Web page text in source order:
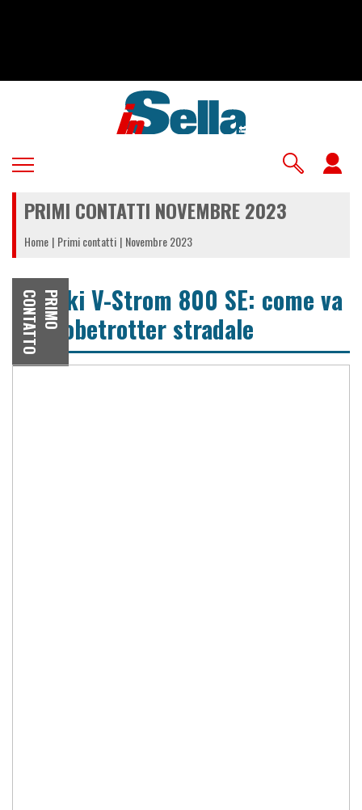
PRIMI CONTATTI NOVEMBRE 2023
Home Primi contatti Novembre 2023
P
R
I
M
O
C
O
N
T
A
T
T
O
Suzuki V-Strom 800 SE: come va
la globetrotter stradale